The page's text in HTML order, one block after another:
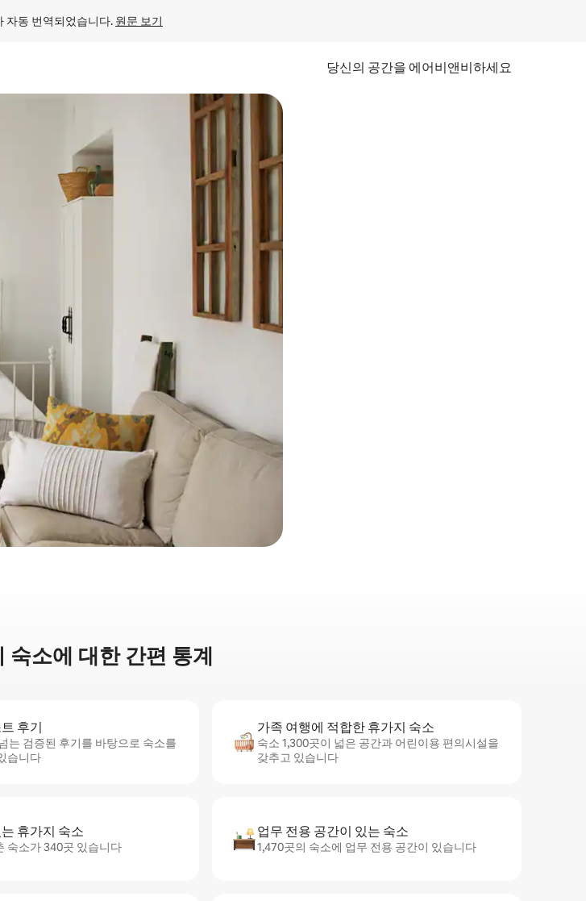
자동 번역되었습니다. 원문 보기
당신의 공간을 에어비앤비하세요
세요.
숙소에 대한 간편 통계
후기
는 검증된 후기를 바탕으로 숙소를
습니다
가족 여행에 적합한 휴가지 숙소
숙소 1,300곳이 넓은 공간과 어린이용 편의시설을
갖추고 있습니다
휴가지 숙소
숙소가 340곳 있습니다
업무 전용 공간이 있는 숙소
1,470곳의 숙소에 업무 전용 공간이 있습니다